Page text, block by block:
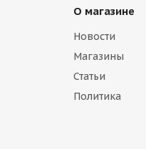
О магазине
Новости
Магазины
Статьи
Политика